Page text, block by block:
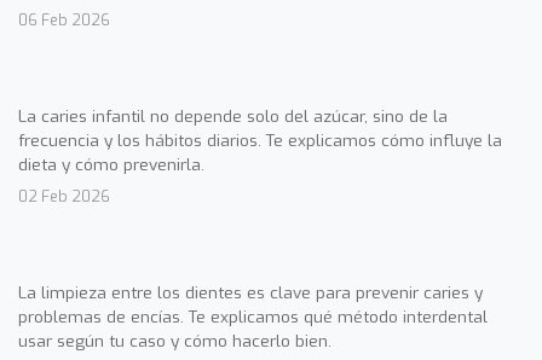
06 Feb 2026
La caries infantil no depende solo del azúcar, sino de la
frecuencia y los hábitos diarios. Te explicamos cómo influye la
dieta y cómo prevenirla.
02 Feb 2026
La limpieza entre los dientes es clave para prevenir caries y
problemas de encías. Te explicamos qué método interdental
usar según tu caso y cómo hacerlo bien.